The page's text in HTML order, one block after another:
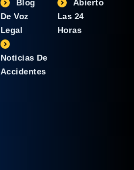
Blog
De Voz
Legal
Noticias De
Accidentes
Abierto
Las 24
Horas